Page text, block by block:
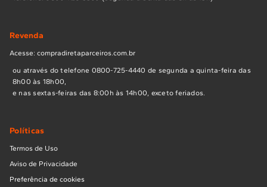
Revenda
Acesse: compradiretaparceiros.com.br
ou através do telefone 0800-725-4440 de segunda a quinta-feira das
8h00 às 18h00,
e nas sextas-feiras das 8:00h às 14h00, exceto feriados.
Políticas
Termos de Uso
Aviso de Privacidade
Preferência de cookies